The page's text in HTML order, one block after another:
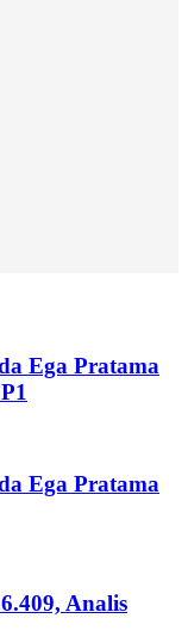
Ega Pratama
Ega Pratama
Analis